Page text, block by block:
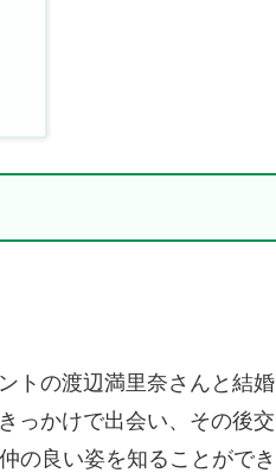
トの渡辺満里奈さんと結婚
っかけで出会い、その後交
の良い姿を知ることができ